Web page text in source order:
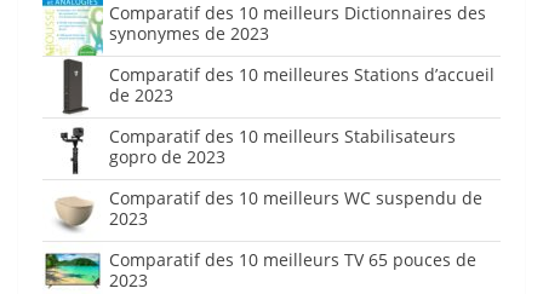
Comparatif des 10 meilleurs Dictionnaires des
synonymes de 2023
Comparatif des 10 meilleures Stations d’accueil
de 2023
Comparatif des 10 meilleurs Stabilisateurs
gopro de 2023
Comparatif des 10 meilleurs WC suspendu de
2023
Comparatif des 10 meilleurs TV 65 pouces de
2023